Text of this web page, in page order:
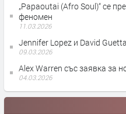
„Papaoutai (Afro Soul)“ се
феномен
11.03.2026
Jennifer Lopez и David
09.03.2026
Alex Warren със заявка за
04.03.2026